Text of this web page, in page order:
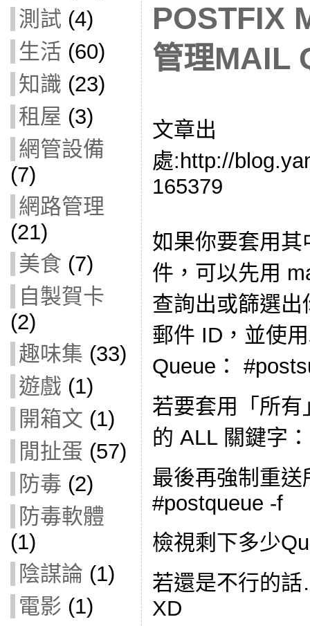
測試 (4)
生活 (60)
知識 (23)
租屋 (3)
網管設備
(7)
網路管理
(21)
美食 (7)
自製賀卡
(2)
趣味集 (33)
遊戲 (1)
開箱文 (1)
閒扯蛋 (57)
防毒 (2)
防毒軟體
(1)
陰謀論 (1)
電影 (1)
POSTFIX
管理MAIL
文章出
處:http://
165379
如果你要套用
件，可以先用
查詢出或篩選
郵件 ID，並使
Queue：
若要套用「所
的 ALL 關鍵字
最後再強制重送
#postqueue -f
檢視剩下多少
若還是不行的
XD